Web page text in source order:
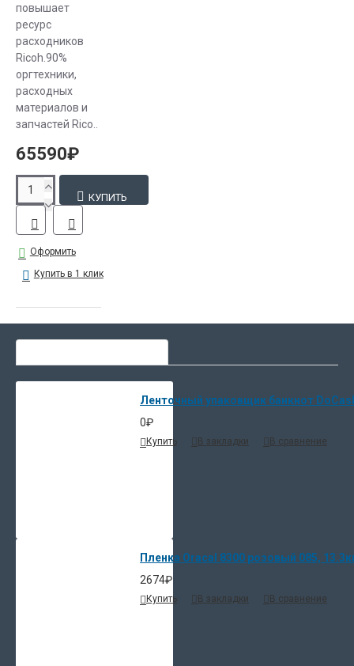
повышает
ресурc
расходников
Ricoh.90%
оргтехники,
расходных
материалов и
запчастей Rico..
65590₽
КУПИТЬ
Оформить
Купить в 1 клик
Ленточный упаковщик банкнот
0₽
Купить В закладки В сравнение
Пленка Oracal 8300 розовый 085,
2674₽
Купить В закладки В сравнение